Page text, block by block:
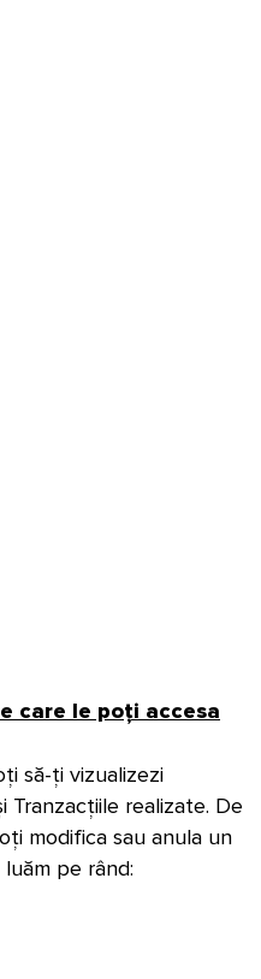
care le poți accesa
să-ți vizualizezi
Tranzacțiile realizate. De
modifica sau anula un
pe rând: